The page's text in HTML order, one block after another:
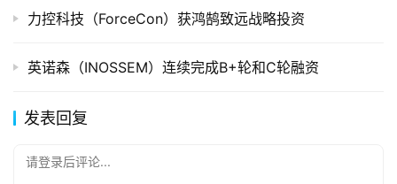
力控科技（ForceCon）获鸿鹄致远战略投资
英诺森（INOSSEM）连续完成B+轮和C轮融资
发表回复
请登录后评论...